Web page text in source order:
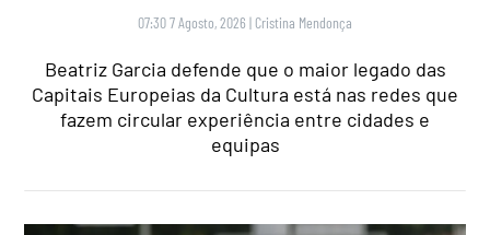
07:30 7 Agosto, 2026 | Cristina Mendonça
Beatriz Garcia defende que o maior legado das
Capitais Europeias da Cultura está nas redes que
fazem circular experiência entre cidades e
equipas